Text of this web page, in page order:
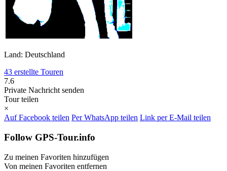
Land: Deutschland
43 erstellte Touren
7.6
Private Nachricht senden
Tour teilen
×
Auf Facebook teilen Per WhatsApp teilen Link per E-Mail teilen
Follow GPS-Tour.info
Zu meinen Favoriten hinzufügen
Von meinen Favoriten entfernen